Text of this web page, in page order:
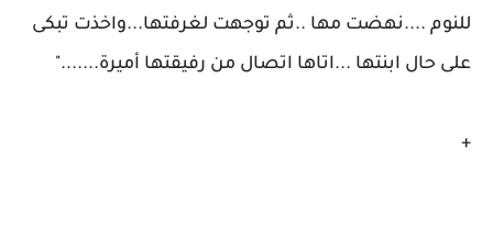
للنوم ....نهضت مها ..ثم توجهت لغرفتها...واخذت تبكى
على حال ابنتها ...اتاها اتصال من رفيقتها أميرة......."
+